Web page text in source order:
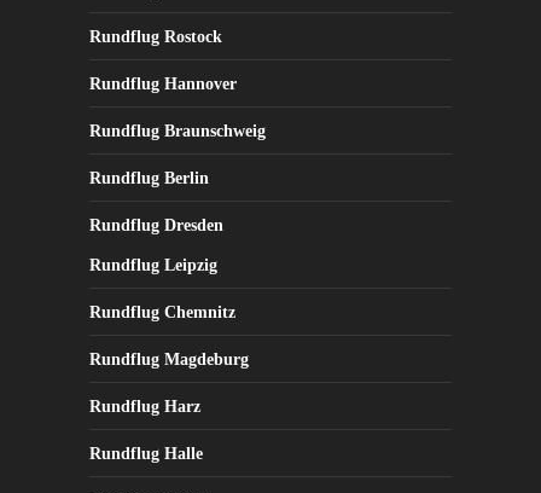
Rundflug Rostock
Rundflug Hannover
Rundflug Braunschweig
Rundflug Berlin
Rundflug Dresden
Rundflug Leipzig
Rundflug Chemnitz
Rundflug Magdeburg
Rundflug Harz
Rundflug Halle